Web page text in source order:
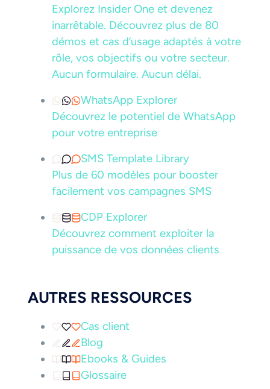
Explorez Insider One et devenez
inarrêtable. Découvrez plus de 80
démos et cas d’usage adaptés à votre
rôle, vos objectifs ou votre secteur.
Aucun formulaire. Aucun délai.
WhatsApp Explorer
Découvrez le potentiel de WhatsApp
pour votre entreprise
SMS Template Library
Plus de 60 modèles pour booster
facilement vos campagnes SMS
CDP Explorer
Découvrez comment exploiter la
puissance de vos données clients
AUTRES RESSOURCES
Cas client
Blog
Ebooks & Guides
Glossaire